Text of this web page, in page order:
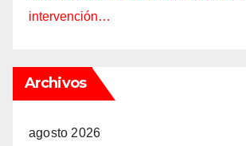
intervención…
Archivos
agosto 2026